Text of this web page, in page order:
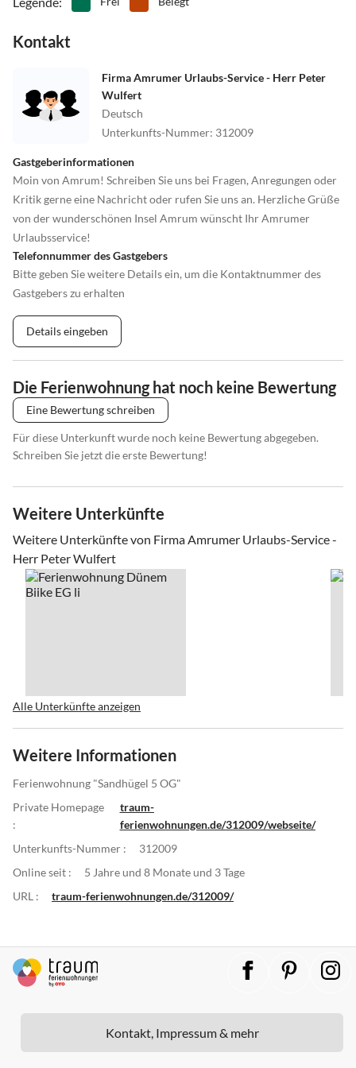
Kontakt
Firma Amrumer Urlaubs-Service - Herr Peter
Wulfert
Deutsch
Unterkunfts-Nummer: 312009
Gastgeberinformationen
Moin von Amrum! Schreiben Sie uns bei Fragen, Anregungen oder
Kritik gerne eine Nachricht oder rufen Sie uns an. Herzliche Grüße
von der wunderschönen Insel Amrum wünscht Ihr Amrumer
Urlaubsservice!
Telefonnummer des Gastgebers
Bitte geben Sie weitere Details ein, um die Kontaktnummer des
Gastgebers zu erhalten
Details eingeben
Die Ferienwohnung hat noch keine Bewertung
Eine Bewertung schreiben
Für diese Unterkunft wurde noch keine Bewertung abgegeben.
Schreiben Sie jetzt die erste Bewertung!
Weitere Unterkünfte
Weitere Unterkünfte von Firma Amrumer Urlaubs-Service -
Herr Peter Wulfert
Alle Unterkünfte anzeigen
Weitere Informationen
Ferienwohnung "Sandhügel 5 OG"
Private Homepage
:
traum-
ferienwohnungen.de/312009/webseite/
Unterkunfts-Nummer :
312009
Online seit :
5 Jahre und 8 Monate und 3 Tage
URL :
traum-ferienwohnungen.de/312009/
Kontakt, Impressum & mehr